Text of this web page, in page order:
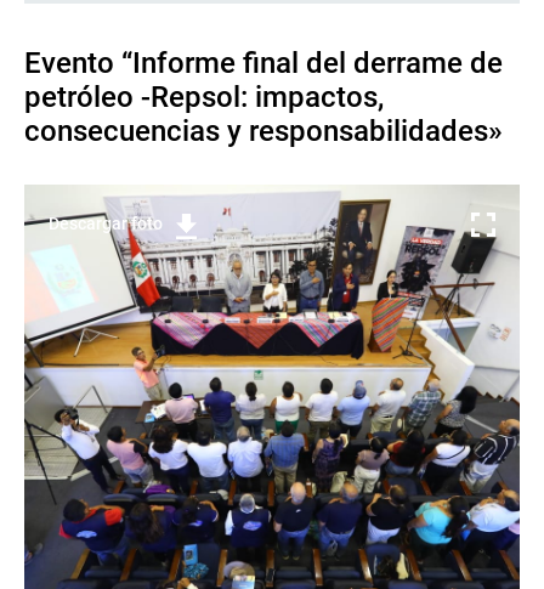
Evento “Informe final del derrame de
petróleo -Repsol: impactos,
consecuencias y responsabilidades»
Descargar foto